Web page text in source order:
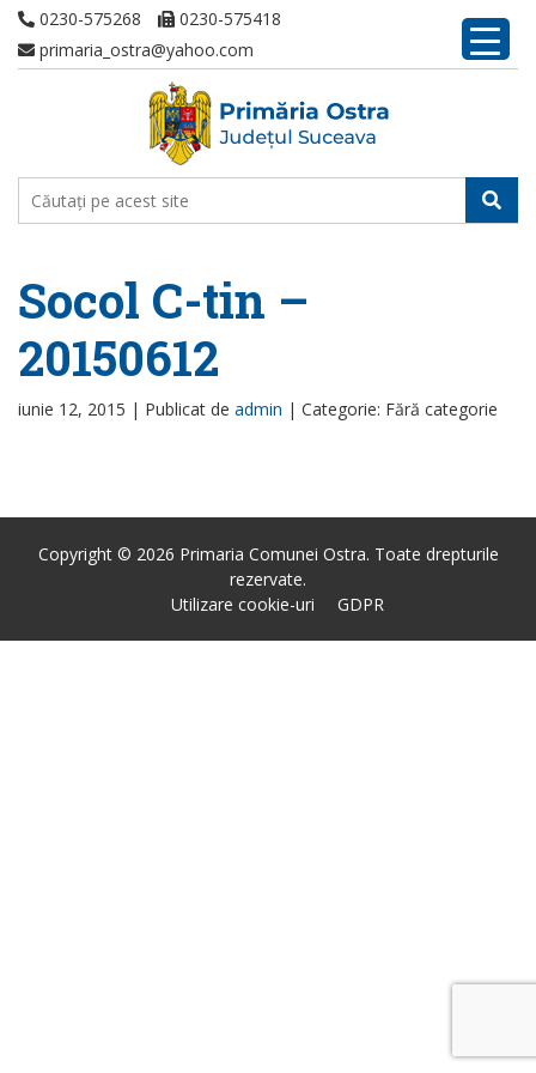
0230-575268
0230-575418
primaria_ostra@yahoo.com
Socol C-tin –
20150612
iunie 12, 2015 | Publicat de admin | Categorie: Fără categorie
Copyright © 2026 Primaria Comunei Ostra. Toate drepturile
rezervate.
Utilizare cookie-uri
GDPR